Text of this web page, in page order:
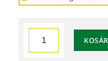
fehér